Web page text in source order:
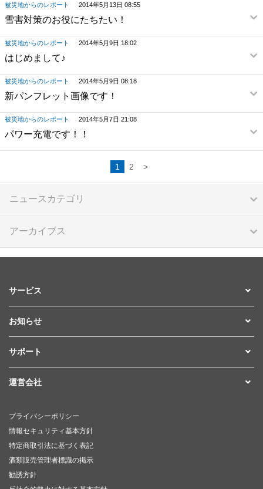
被災地からのレポート 2014年5月13日 08:55
雪害対策のお役にたちたい！
被災地からのレポート 2014年5月9日 18:02
はじめまして♪
被災地からのレポート 2014年5月9日 08:18
新パンフレット画像です！
被災地からのレポート 2014年5月7日 21:08
パワー充電です！！
1 2 >
ニュースカテゴリ
アーカイブス
サービス
お知らせ
サポート
運営会社
プライバシーポリシー
情報セキュリティ基本方針
特定商取引法に基づく表記
酒類販売管理者標識の掲示
勧誘方針